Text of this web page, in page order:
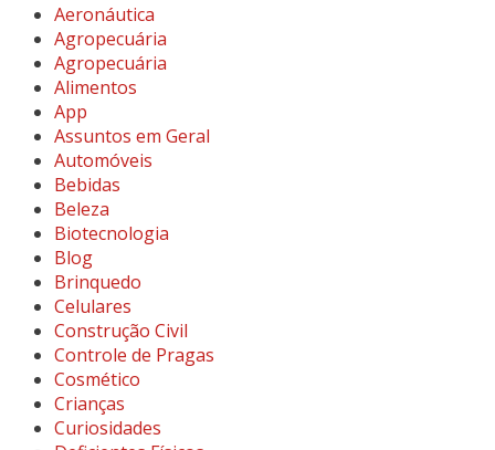
Aeronáutica
Agropecuária
Agropecuária
Alimentos
App
Assuntos em Geral
Automóveis
Bebidas
Beleza
Biotecnologia
Blog
Brinquedo
Celulares
Construção Civil
Controle de Pragas
Cosmético
Crianças
Curiosidades